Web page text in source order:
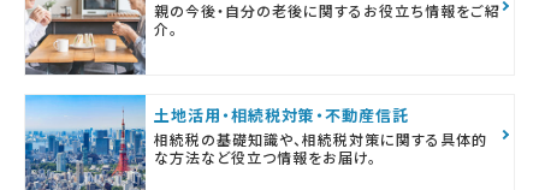
親の今後・自分の老後に関するお役立ち情報をご紹
介。
土地活用・相続税対策・不動産信託
相続税の基礎知識や、相続税対策に関する具体的
な方法など役立つ情報をお届け。